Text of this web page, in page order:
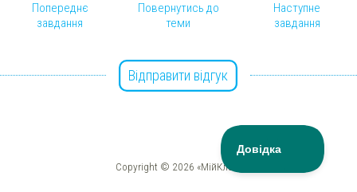
Попереднє
завдання
Повернутись до
теми
Наступне
завдання
Відправити відгук
Copyright © 2026 «МійКлас»